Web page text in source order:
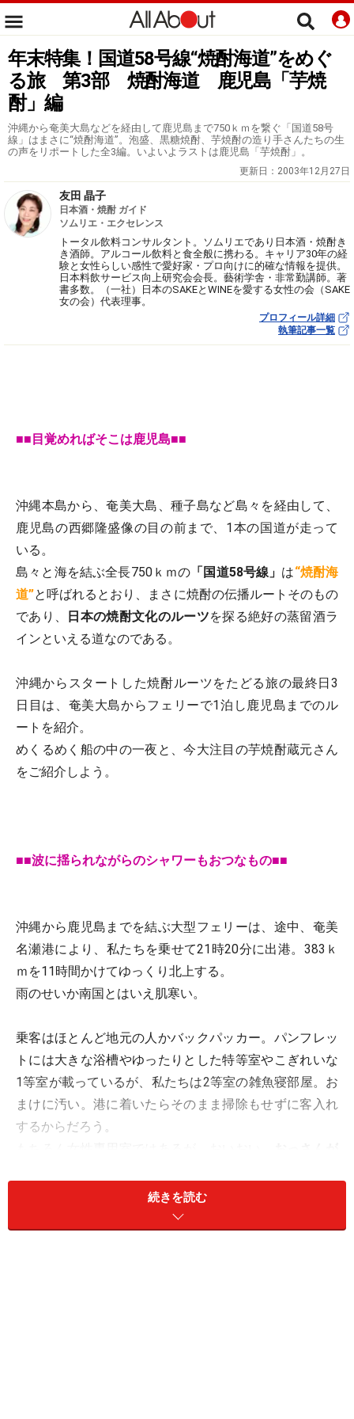
年末特集！国道58号線“焼酎海道”をめぐ
る旅 第3部 焼酎海道 鹿児島「芋焼
酎」編
沖縄から奄美大島などを経由して鹿児島まで750ｋｍを繋ぐ「国道58号
線」はまさに“焼酎海道”。泡盛、黒糖焼酎、芋焼酎の造り手さんたちの生
の声をリポートした全3編。いよいよラストは鹿児島「芋焼酎」。
更新日： 2003年12月27日
友田 晶子
日本酒・焼酎 ガイド
ソムリエ・エクセレンス
トータル飲料コンサルタント。ソムリエであり日本酒・焼酎き
き酒師。アルコール飲料と食全般に携わる。キャリア30年の経
験と女性らしい感性で愛好家・プロ向けに的確な情報を提供。
日本料飲サービス向上研究会会長。藝術学舎・非常勤講師。著
書多数。（一社）日本のSAKEとWINEを愛する女性の会（SAKE
女の会）代表理事。
プロフィール詳細
執筆記事一覧
■■目覚めればそこは鹿児島■■
沖縄本島から、奄美大島、種子島など島々を経由して、
鹿児島の西郷隆盛像の目の前まで、1本の国道が走って
いる。
島々と海を結ぶ全長750ｋｍの 「国道58号線」 は“焼酎海
道”と呼ばれるとおり、まさに焼酎の伝播ルートそのもの
であり、
日本の焼酎文化のルーツを探る絶好の蒸留酒ラ
インといえる道なのである。
沖縄からスタートした焼酎ルーツをたどる旅の最終日3
日目は、奄美大島からフェリーで1泊し鹿児島までのル
ートを紹介。
めくるめく船の中の一夜と、今大注目の芋焼酎蔵元さん
をご紹介しよう。
■■波に揺られながらのシャワーもおつなもの■■
沖縄から鹿児島までを結ぶ大型フェリーは、途中、奄美
名瀬港により、私たちを乗せて21時20分に出港。383ｋ
ｍを11時間かけてゆっくり北上する。
雨のせいか南国とはいえ肌寒い。
乗客はほとんど地元の人かバックパッカー。パンフレッ
トには大きな浴槽やゆったりとした特等室やこぎれいな
1等室が載っているが、私たちは2等室の雑魚寝部屋。お
まけに汚い。港に着いたらそのまま掃除もせずに客入れ
するからだろう。
でも、まあ、船上宴会が始まれば、こっちも酔っ払い、
続きを読む